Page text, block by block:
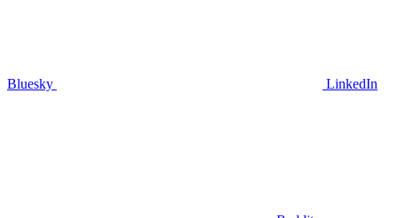
Bluesky LinkedIn